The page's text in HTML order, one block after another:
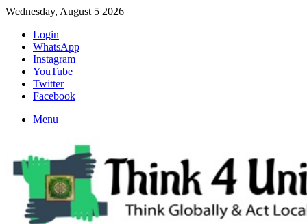
Wednesday, August 5 2026
Login
WhatsApp
Instagram
YouTube
Twitter
Facebook
Menu